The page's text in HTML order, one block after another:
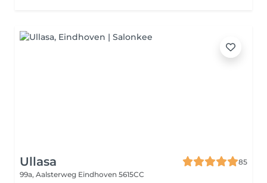
Ullasa
85
99a, Aalsterweg Eindhoven 5615CC